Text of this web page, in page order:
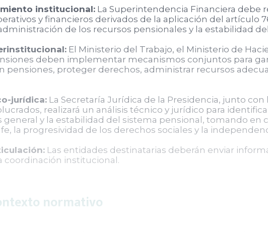
institucional: La Superintendencia Financiera debe
y financieros derivados de la aplicación del artículo
de los recursos pensionales y la estabilidad
El Ministerio del Trabajo, el Ministerio de
deben implementar mecanismos conjuntos para
pensiones, proteger derechos, administrar recursos
jurídica: La Secretaría Jurídica de la Presidencia, junto
realizará un análisis técnico y jurídico para
y la estabilidad del sistema pensional, tomando
la progresividad de los derechos sociales y la
Las entidades destinatarias deberán enviar
coordinación institucional.
normativo